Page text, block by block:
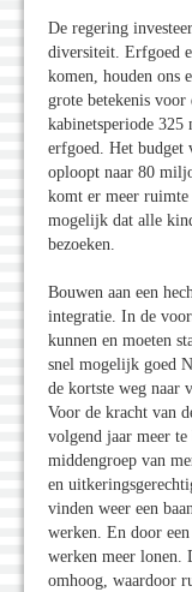
De regering
diversiteit. Erfgoed
komen, houden ons
grote betekenis
kabinetsperiode 325
erfgoed. Het budget
oploopt naar 80
komt er meer
mogelijk dat alle
bezoeken.
Bouwen aan een
integratie. In de
kunnen en moeten
snel mogelijk goed
de kortste weg naar
Voor de kracht van
volgend jaar meer
middengroep van
en
vinden weer een
werken. En door
werken meer lonen.
omhoog, waardoor